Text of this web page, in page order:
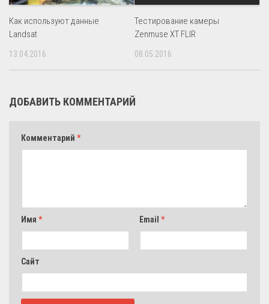
Как используют данные
Landsat
13.04.2016
Тестирование камеры
Zenmuse XT FLIR
08.05.2016
ДОБАВИТЬ КОММЕНТАРИЙ
Комментарий *
Имя * Email *
Сайт